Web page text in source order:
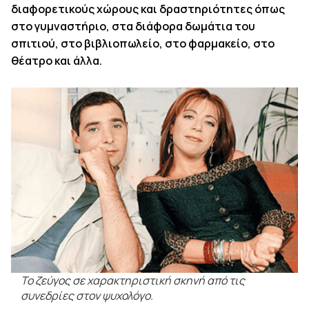
διαφορετικούς χώρους και δραστηριότητες όπως
στο γυμναστήριο, στα διάφορα δωμάτια του
σπιτιού, στο βιβλιοπωλείο, στο φαρμακείο, στο
θέατρο και άλλα.
Το ζεύγος σε χαρακτηριστική σκηνή από τις
συνεδρίες στον ψυχολόγο.